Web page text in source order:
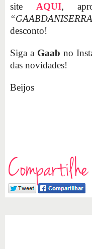
site AQUI,
desconto!
Siga a Gaab no
das novidades!
Beijos
Compartilhe